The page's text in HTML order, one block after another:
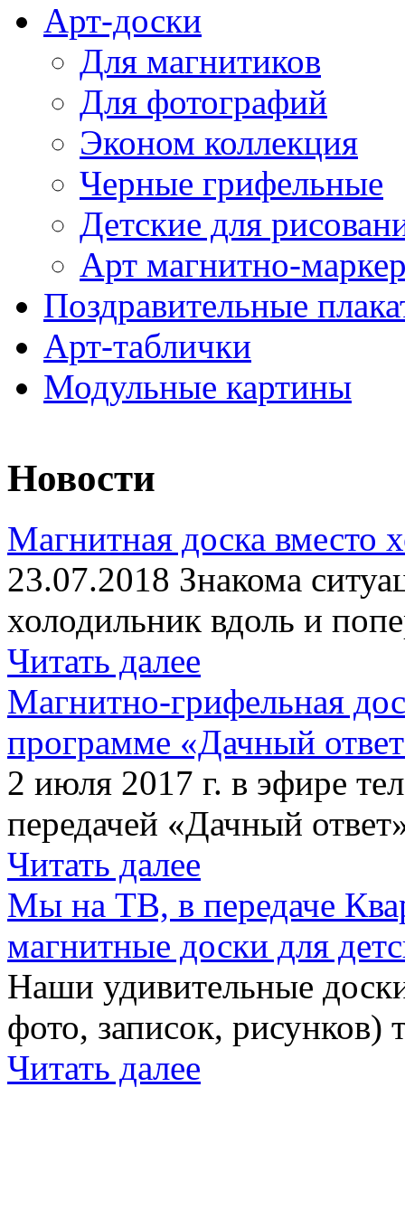
Арт-доски
Для магнитиков
Для фотографий
Эконом коллекция
Черные грифельные
Детские для
Арт магнитно-
Поздравительные
Арт-таблички
Модульные картины
Новости
Магнитная доска вместо
23.07.2018 Знакома
холодильник вдоль и
Читать далее
Магнитно-грифельная
программе «Дачный
2 июля 2017 г. в эфире
передачей «Дачный
Читать далее
Мы на ТВ, в передаче
магнитные доски для
Наши удивительные
фото, записок,
Читать далее